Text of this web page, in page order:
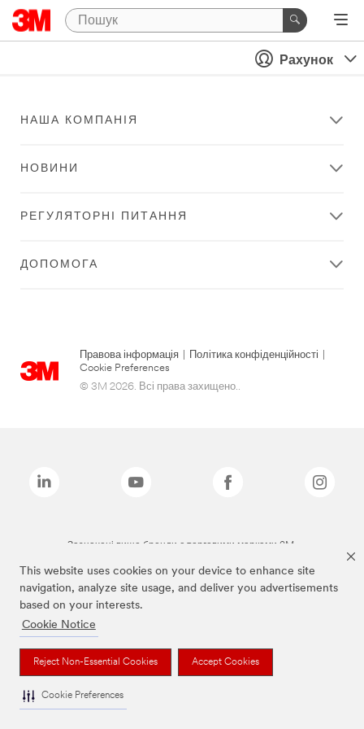
This website uses cookies on your device to enhance site
navigation, analyze site usage, and deliver you advertisements
based on your interests.
Cookie Notice
Reject Non-Essential Cookies Accept Cookies
Cookie Preferences
Рахунок
НАША КОМПАНІЯ
НОВИНИ
РЕГУЛЯТОРНІ ПИТАННЯ
ДОПОМОГА
Правова інформація Політика конфіденційності
Cookie Preferences
© 3M 2026. Всі права захищено..
Зазначені вище бренди є торговими марками 3M.